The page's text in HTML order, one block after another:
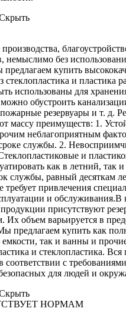
немыслимо без
купить
стеклопластика и пластика
использованы для
обустроить
резервуары и т. д.
массу преимуществ: 1.
неблагоприятным
сроке службы. 2.
и
как в летний, так
службы, равный десяткам
требует привлечения
и обслуживания.В
присутствуют
Их объем варьируется в
предлагаем купить как
так и ванны и
и стеклопластика.
соответствии с
для людей и